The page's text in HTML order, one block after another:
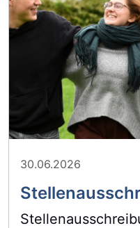
30.06.2026